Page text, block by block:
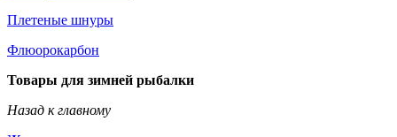
Плетеные шнуры
Флюорокарбон
Товары для зимней рыбалки
Назад к главному